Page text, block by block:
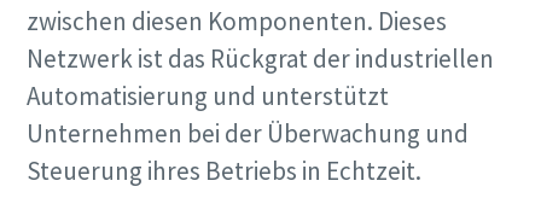
zwischen diesen Komponenten. Dieses
Netzwerk ist das Rückgrat der industriellen
Automatisierung und unterstützt
Unternehmen bei der Überwachung und
Steuerung ihres Betriebs in Echtzeit.
Postleitzahl
Anfordern
Ihre Anfrage: